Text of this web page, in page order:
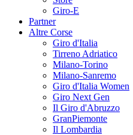
Giro-E
Partner
Altre Corse
Giro d'Italia
Tirreno Adriatico
Milano-Torino
Milano-Sanremo
Giro d'Italia Women
Giro Next Gen
Il Giro d'Abruzzo
GranPiemonte
Il Lombardia